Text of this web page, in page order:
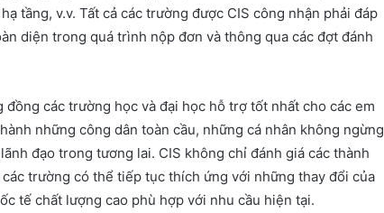
tầng, v.v. Tất cả các trường được CIS công nhận phải đáp
diện trong quá trình nộp đơn và thông qua các đợt đánh
các trường học và đại học hỗ trợ tốt nhất cho các em
những công dân toàn cầu, những cá nhân không ngừng
đạo trong tương lai. CIS không chỉ đánh giá các thành
trường có thể tiếp tục thích ứng với những thay đổi của
tế chất lượng cao phù hợp với nhu cầu hiện tại.